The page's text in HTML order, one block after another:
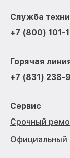
Служба
+7 (800) 101-
Горячая
+7 (831) 238-
Сервис
Срочный
Официальный